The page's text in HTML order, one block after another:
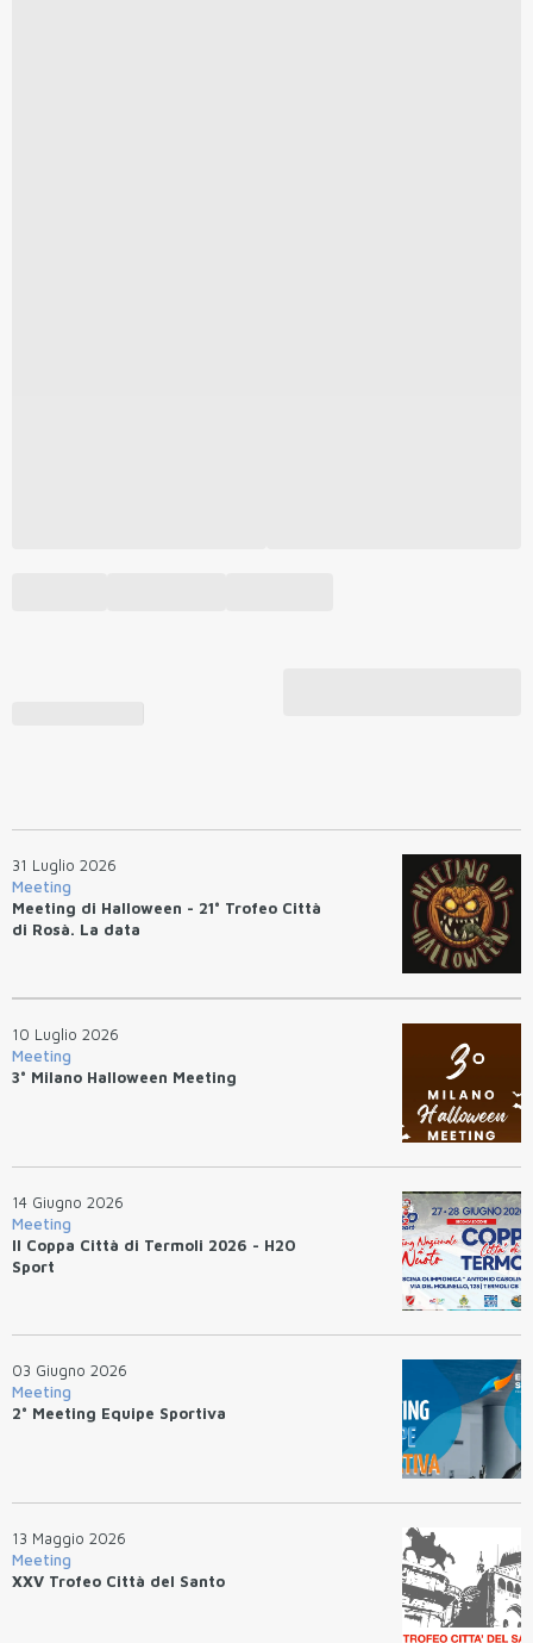
31 Luglio 2026
Meeting
Meeting di Halloween - 21° Trofeo Città
di Rosà. La data
10 Luglio 2026
Meeting
3° Milano Halloween Meeting
14 Giugno 2026
Meeting
II Coppa Città di Termoli 2026 - H2O
Sport
03 Giugno 2026
Meeting
2° Meeting Equipe Sportiva
13 Maggio 2026
Meeting
XXV Trofeo Città del Santo